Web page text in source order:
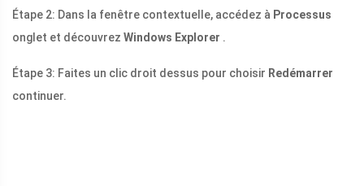
Étape 2: Dans la fenêtre contextuelle, accédez à Processus
onglet et découvrez Windows Explorer .
Étape 3: Faites un clic droit dessus pour choisir Redémarrer
continuer.